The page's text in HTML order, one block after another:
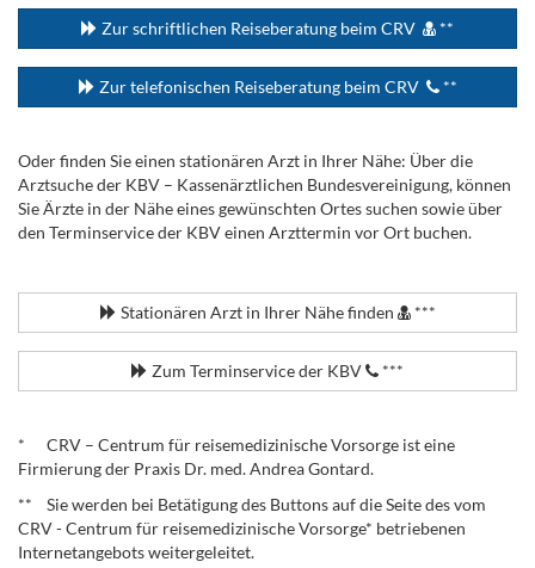
Zur schriftlichen Reiseberatung beim CRV **
Zur telefonischen Reiseberatung beim CRV **
Oder finden Sie einen stationären Arzt in Ihrer Nähe: Über die
Arztsuche der KBV – Kassenärztlichen Bundesvereinigung, können
Sie Ärzte in der Nähe eines gewünschten Ortes suchen sowie über
den Terminservice der KBV einen Arzttermin vor Ort buchen.
Stationären Arzt in Ihrer Nähe finden ***
Zum Terminservice der KBV ***
* CRV – Centrum für reisemedizinische Vorsorge ist eine
Firmierung der Praxis Dr. med. Andrea Gontard.
** Sie werden bei Betätigung des Buttons auf die Seite des vom
CRV - Centrum für reisemedizinische Vorsorge* betriebenen
Internetangebots weitergeleitet.